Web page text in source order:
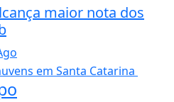
maior nota dos